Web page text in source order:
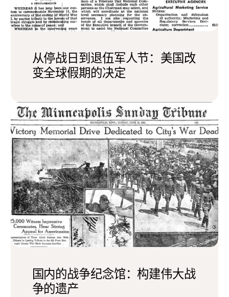
从停战日到退伍军人节：美国改
变全球假期的决定
国内的战争纪念馆：构建伟大战
争的遗产